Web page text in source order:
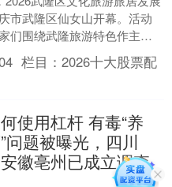
市武隆区仙女山开幕。活动
们围绕武隆旅游特色作主旨
行了千里乌江文旅联盟、北
名胜....
栏目：2026十大股票配
使用杠杆 有毒“养
问题被曝光，四川
徽亳州已成立调查